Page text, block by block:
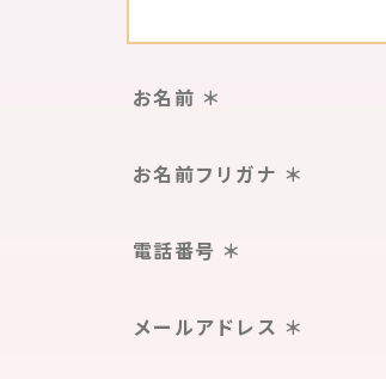
お名前 ＊
お名前フリガナ ＊
電話番号 ＊
メールアドレス ＊